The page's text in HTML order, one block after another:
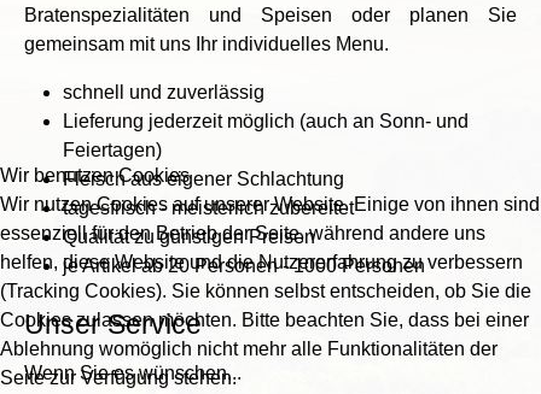
Bratenspezialitäten und Speisen oder planen Sie
gemeinsam mit uns Ihr individuelles Menu.
schnell und zuverlässig
Lieferung jederzeit möglich (auch an Sonn- und
Feiertagen)
Fleisch aus eigener Schlachtung
tagesfrisch - meisterlich zubereitet
Qualität zu günstigen Preisen
je Artikel ab 20 Personen - 1000 Personen
Unser Service
Wenn Sie es wünschen...
Wir benutzen Cookies
Wir nutzen Cookies auf unserer Website. Einige von ihnen sind
essenziell für den Betrieb der Seite, während andere uns
helfen, diese Website und die Nutzererfahrung zu verbessern
(Tracking Cookies). Sie können selbst entscheiden, ob Sie die
Cookies zulassen möchten. Bitte beachten Sie, dass bei einer
Ablehnung womöglich nicht mehr alle Funktionalitäten der
Seite zur Verfügung stehen.